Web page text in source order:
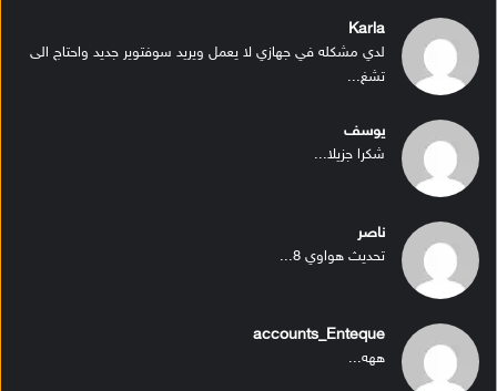
Karla
لدي مشكله في جهازي لا يعمل ويريد سوفتوير جديد واحتاج الى
تشغ...
يوسف
شكرا جزيلا...
ناصر
تحديث هواوي 8...
accounts_Enteque
ههه...